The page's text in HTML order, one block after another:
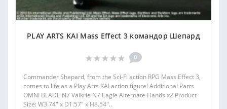
PLAY ARTS KAI Mass Effect 3 командор Шепард
0
Commander Shepard, from the Sci-Fi action RPG Mass Effect 3,
comes to life as a Play Arts KAI action figure! Additional Parts
OMNI BLADE N7 Valkrie N7 Eagle Alternate Hands x2 Product
Size: W3.74" x D1.57" x H8.54"..